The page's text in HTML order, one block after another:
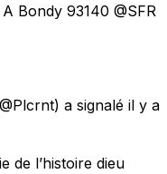
Bondy 93140 @SFR
a signalé il y a
de l’histoire dieu